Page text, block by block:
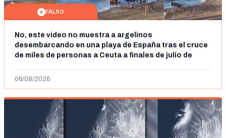
FALSO
No, este vídeo no muestra a argelinos
desembarcando en una playa de España tras el cruce
de miles de personas a Ceuta a finales de julio de
06/08/2026